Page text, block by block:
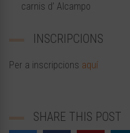
carnis d’ Alcampo
INSCRIPCIONS
Per a inscripcions aquí
SHARE THIS POST